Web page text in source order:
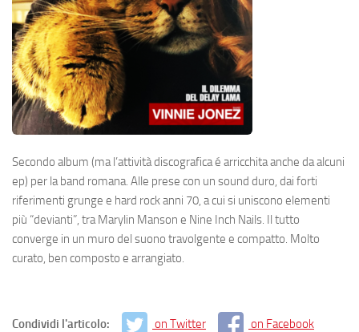
Secondo album (ma l’attività discografica é arricchita anche da alcuni
ep) per la band romana. Alle prese con un sound duro, dai forti
riferimenti grunge e hard rock anni 70, a cui si uniscono elementi
più “devianti”, tra Marylin Manson e Nine Inch Nails. Il tutto
converge in un muro del suono travolgente e compatto. Molto
curato, ben composto e arrangiato.
Condividi l'articolo: on Twitter on Facebook